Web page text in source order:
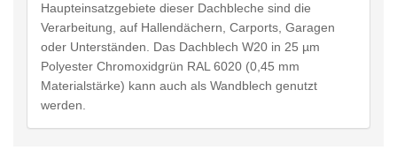
Haupteinsatzgebiete dieser Dachbleche sind die
Verarbeitung, auf Hallendächern, Carports, Garagen
oder Unterständen. Das Dachblech W20 in 25 µm
Polyester Chromoxidgrün RAL 6020 (0,45 mm
Materialstärke) kann auch als Wandblech genutzt
werden.